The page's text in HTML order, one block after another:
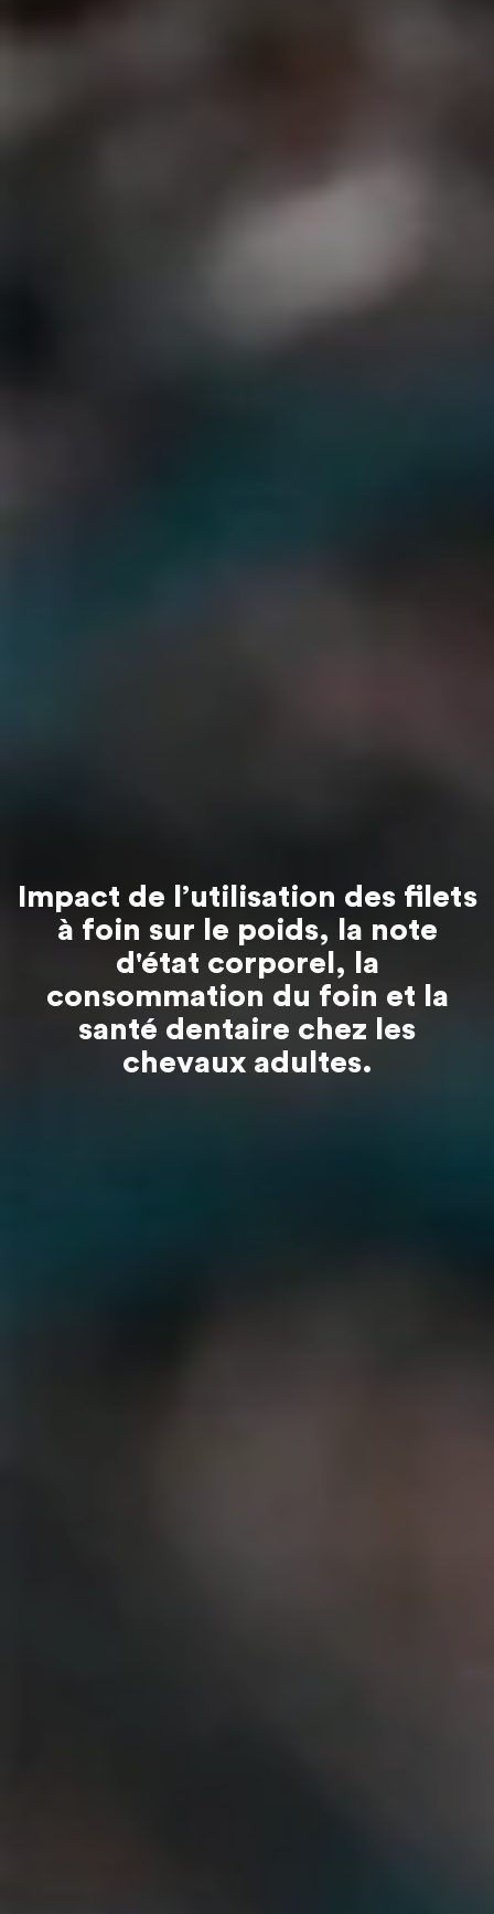
Impact de l’utilisation des filets
à foin sur le poids, la note
d'état corporel, la
consommation du foin et la
santé dentaire chez les
chevaux adultes.